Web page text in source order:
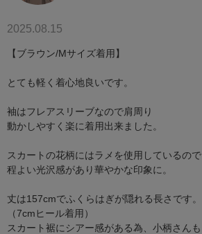
2025.08.15
【ブラウン/Mサイズ着用】
とても軽く着心地良いです。
袖はフレアスリーブなので肩周り
動かしやすく楽に着用出来ました。
スカートの花柄にはラメを使用しているので
程よい光沢感があり華やかな印象に。
丈は157cmでふくらはぎが隠れる長さです。
（7cmヒール着用）
スカート裾にシアー感がある為、小柄さんも